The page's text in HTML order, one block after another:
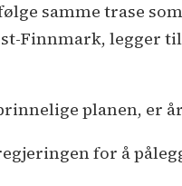
samme trase
Finnmark, legger
planen, er
for å